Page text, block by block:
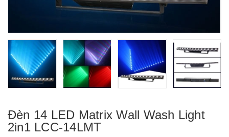
Đèn 14 LED Matrix Wall Wash Light
2in1 LCC-14LMT